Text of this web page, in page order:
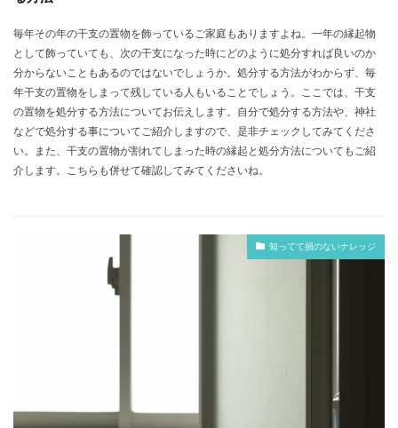
毎年その年の干支の置物を飾っているご家庭もありますよね。一年の縁起物
として飾っていても、次の干支になった時にどのように処分すれば良いのか
分からないこともあるのではないでしょうか。処分する方法がわからず、毎
年干支の置物をしまって残している人もいることでしょう。ここでは、干支
の置物を処分する方法についてお伝えします。自分で処分する方法や、神社
などで処分する事についてご紹介しますので、是非チェックしてみてくださ
い。また、干支の置物が割れてしまった時の縁起と処分方法についてもご紹
介します。こちらも併せて確認してみてくださいね。
知ってて損のないナレッジ